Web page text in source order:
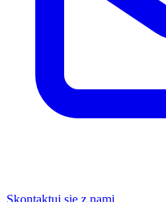
Skontaktuj się z nami